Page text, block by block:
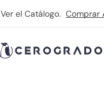
Ver el Catálogo. Comprar